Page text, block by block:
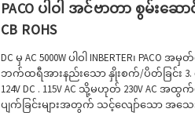
PACO ပါဝါ အင်ဗာတာ စွမ်းဆော
CB ROHS
DC မှ AC 5000W ပါဝါ INBERTER၊
ဘက်ထရီအားနည်းသော နှိုးစက်/ပိတ်ခြင်း 3.
124V DC . 115V AC သို့မဟုတ် 230V AC အ
ပျက်ခြင်းများအတွက် သင့်လျော်သော အသေ
စနစ် (ပေါင်းစပ်ထားသော ဖျစ်အကာ